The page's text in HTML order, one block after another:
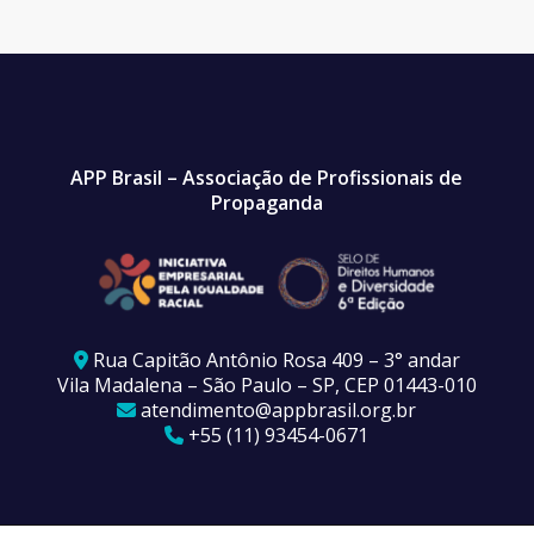
APP Brasil – Associação de Profissionais de
Propaganda
Rua Capitão Antônio Rosa 409 – 3° andar
Vila Madalena – São Paulo – SP, CEP 01443-010
atendimento@appbrasil.org.br
+55 (11) 93454-0671